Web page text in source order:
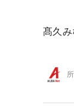
髙久